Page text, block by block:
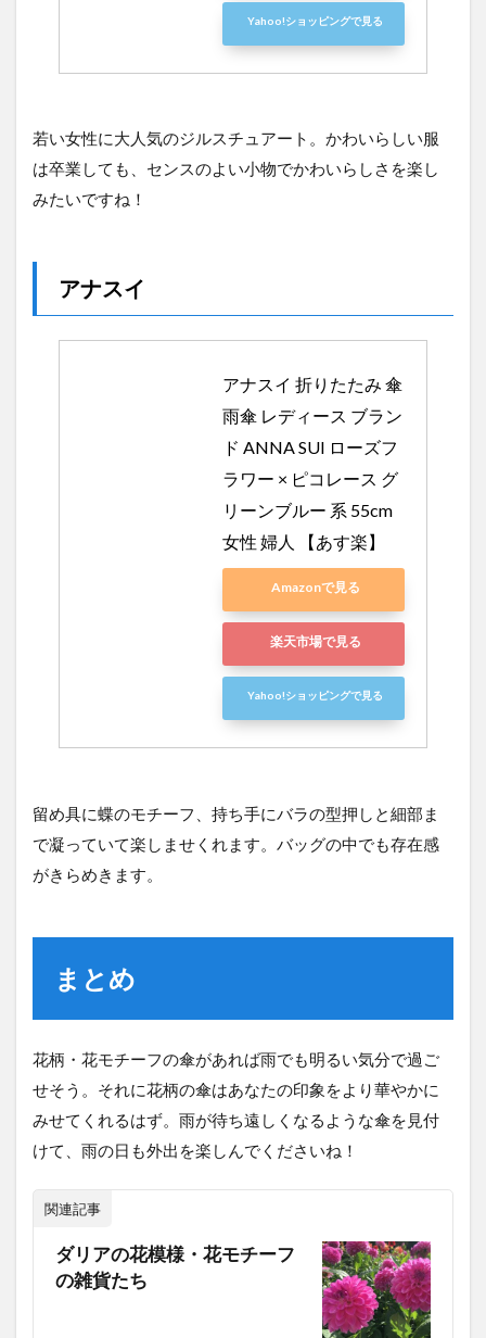
Yahoo!ショッピングで見る
若い女性に大人気のジルスチュアート。かわいらしい服
は卒業しても、センスのよい小物でかわいらしさを楽し
みたいですね！
アナスイ
アナスイ 折りたたみ 傘
雨傘 レディース ブラン
ド ANNA SUI ローズフ
ラワー × ピコレース グ
リーンブルー 系 55cm
女性 婦人 【あす楽】
Amazonで見る
楽天市場で見る
Yahoo!ショッピングで見る
留め具に蝶のモチーフ、持ち手にバラの型押しと細部ま
で凝っていて楽しませくれます。バッグの中でも存在感
がきらめきます。
まとめ
花柄・花モチーフの傘があれば雨でも明るい気分で過ご
せそう。それに花柄の傘はあなたの印象をより華やかに
みせてくれるはず。雨が待ち遠しくなるような傘を見付
けて、雨の日も外出を楽しんでくださいね！
関連記事
ダリアの花模様・花モチーフ
の雑貨たち